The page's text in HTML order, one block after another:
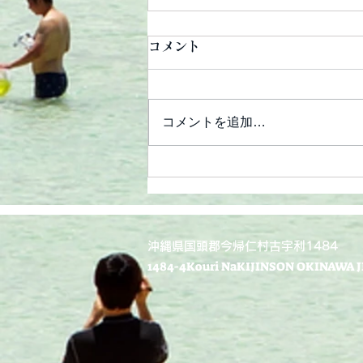
ありがとう2016
コメント
コメントを追加…
​沖縄県国頭郡今帰仁村古宇利1484
​1484-4Kouri NaKIJINSON OKINAWA